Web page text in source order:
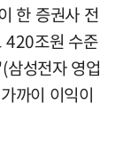
한 증권사 전
420조원 수준
성전자 영업
까이 이익이